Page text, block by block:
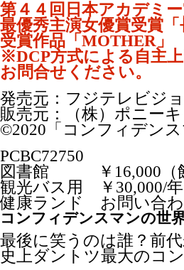
第４４回日本アカデミ
最優秀主演女優賞受賞
受賞作品「MOTHER」
※DCP方式による自主
お問合せください。
発売元：フジテレビジ
販売元：（株）ポニー
©2020「コンフィデン
PCBC72750
図書館 ￥16,000（館
観光バス用 ￥30,000/年
健康ランド お問い合
コンフィデンスマンの世
最後に笑うのは誰？前
史上ダントツ最大のコ